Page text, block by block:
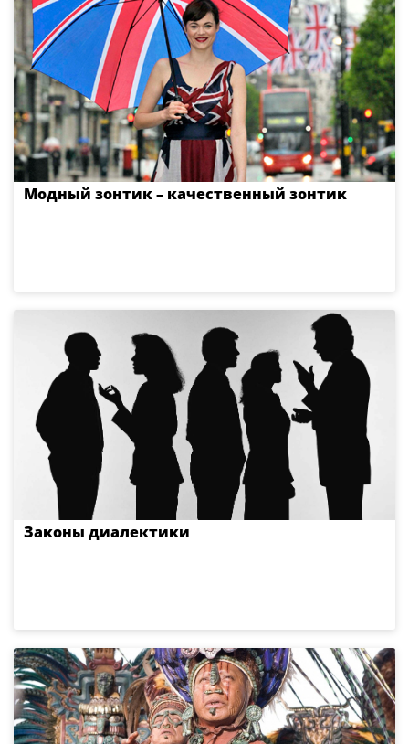
Модный зонтик – качественный зонтик
Законы диалектики